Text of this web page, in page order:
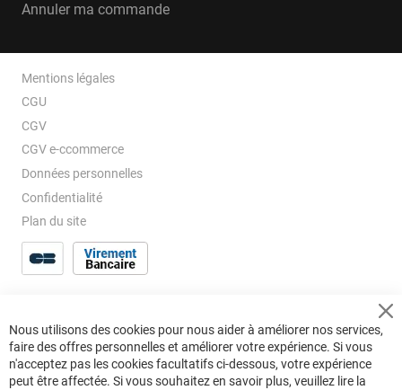
Annuler ma commande
Mentions légales
CGU
CGV
CGV e-ccommerce
Données personnelles
Confidentialité
Plan du site
Nous utilisons des cookies pour nous aider à améliorer nos services,
faire des offres personnelles et améliorer votre expérience. Si vous
n'acceptez pas les cookies facultatifs ci-dessous, votre expérience
peut être affectée. Si vous souhaitez en savoir plus, veuillez lire la